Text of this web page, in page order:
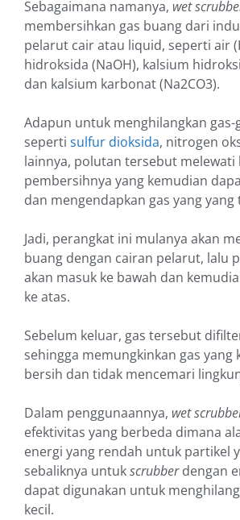
Sebagaimana namanya, wet
membersihkan gas buang dari
pelarut cair atau liquid, seperti air
hidroksida (NaOH), kalsium
dan kalsium karbonat (Na2CO3).
Adapun untuk menghilangkan gas-
seperti sulfur dioksida, nitrogen
lainnya, polutan tersebut melewati
pembersihnya yang kemudian
dan mengendapkan gas yang yang
Jadi, perangkat ini mulanya akan
buang dengan cairan pelarut, lalu
akan masuk ke bawah dan
ke atas.
Sebelum keluar, gas tersebut
sehingga memungkinkan gas yang
bersih dan tidak mencemari
Dalam penggunaannya, wet
efektivitas yang berbeda dimana
energi yang rendah untuk partikel
sebaliknya untukscrubberdengan
dapat digunakan untuk
kecil.